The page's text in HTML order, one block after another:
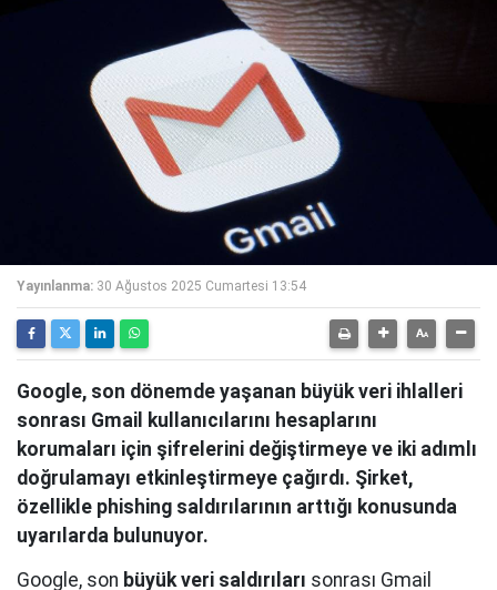
Yayınlanma: 30 Ağustos 2025 Cumartesi 13:54
Google, son dönemde yaşanan büyük veri ihlalleri
sonrası Gmail kullanıcılarını hesaplarını
korumaları için şifrelerini değiştirmeye ve iki adımlı
doğrulamayı etkinleştirmeye çağırdı. Şirket,
özellikle phishing saldırılarının arttığı konusunda
uyarılarda bulunuyor.
Google, son büyük veri saldırıları sonrası Gmail